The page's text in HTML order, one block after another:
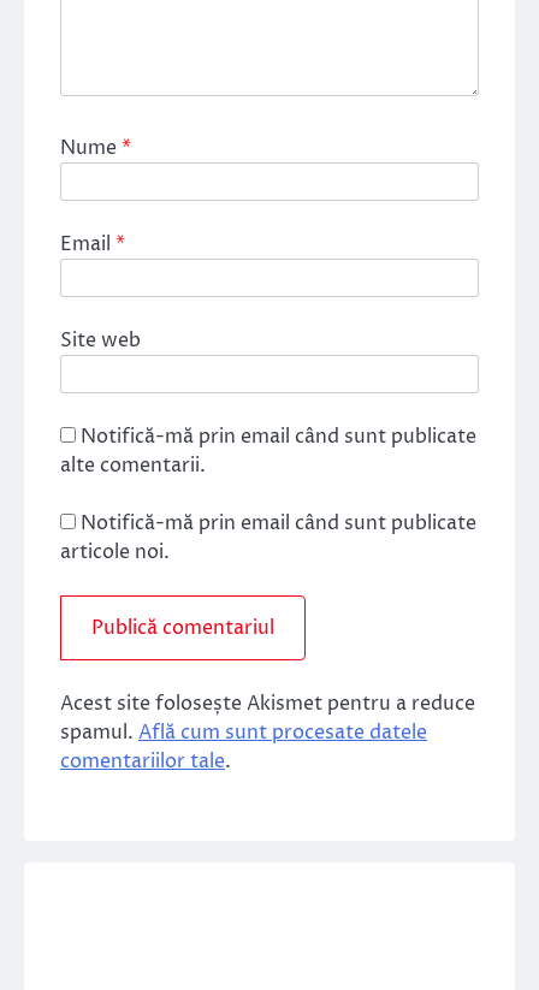
Nume*
Email *
Site web
Notifică-mă prin email când sunt publicate
alte comentarii.
Notifică-mă prin email când sunt publicate
articole noi.
Acest site folosește Akismet pentru a reduce
spamul. Află cum sunt procesate datele
comentariilor tale.